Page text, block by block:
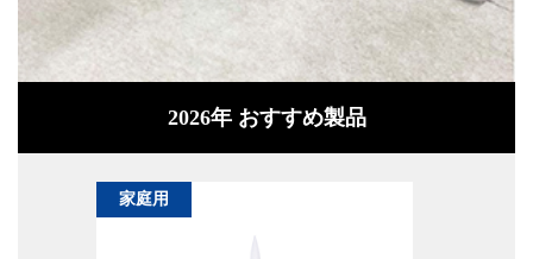
2026年 おすすめ製品
家庭用